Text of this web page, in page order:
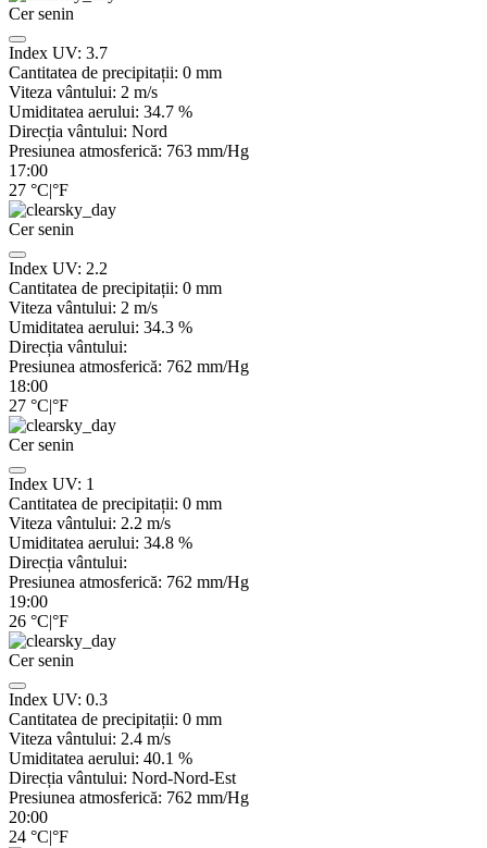
Cer senin
Index UV: 3.7
Cantitatea de precipitații: 0 mm
Viteza vântului: 2 m/s
Umiditatea aerului: 34.7 %
Direcția vântului: Nord
Presiunea atmosferică: 763 mm/Hg
17:00
27 °C|°F
Cer senin
Index UV: 2.2
Cantitatea de precipitații: 0 mm
Viteza vântului: 2 m/s
Umiditatea aerului: 34.3 %
Direcția vântului:
Presiunea atmosferică: 762 mm/Hg
18:00
27 °C|°F
Cer senin
Index UV: 1
Cantitatea de precipitații: 0 mm
Viteza vântului: 2.2 m/s
Umiditatea aerului: 34.8 %
Direcția vântului:
Presiunea atmosferică: 762 mm/Hg
19:00
26 °C|°F
Cer senin
Index UV: 0.3
Cantitatea de precipitații: 0 mm
Viteza vântului: 2.4 m/s
Umiditatea aerului: 40.1 %
Direcția vântului: Nord-Nord-Est
Presiunea atmosferică: 762 mm/Hg
20:00
24 °C|°F